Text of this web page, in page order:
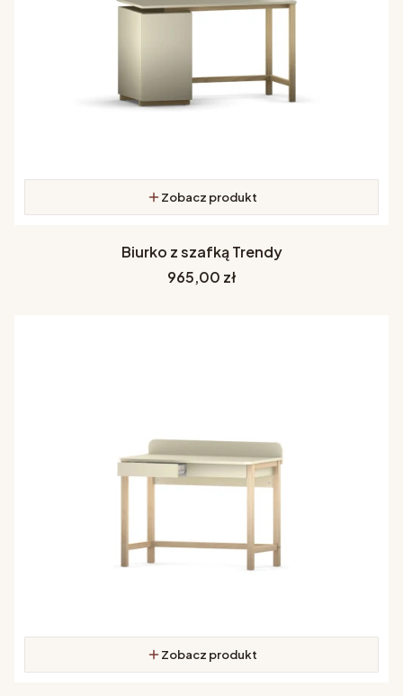
Zobacz produkt
Biurko z szafką Trendy
Cena
965,00 zł
Zobacz produkt